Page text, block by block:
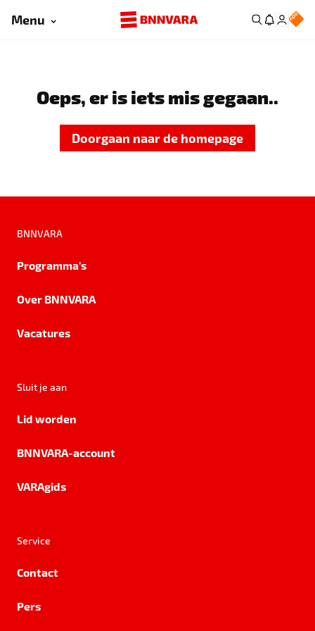
Menu
Oeps, er is iets mis gegaan..
Doorgaan naar de homepage
BNNVARA
Programma's
Over BNNVARA
Vacatures
Sluit je aan
Lid worden
BNNVARA-account
VARAgids
Service
Contact
Pers